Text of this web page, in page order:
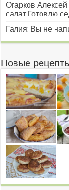
Огарков
салат.Готовлю
Галия: Вы не
Новые